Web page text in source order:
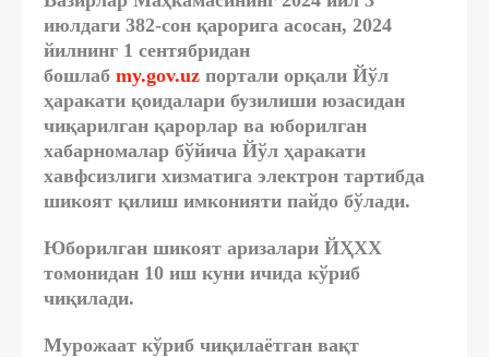
июлдаги 382-сон қарорига асосан, 2024
йилнинг 1 сентябридан
бошлаб my.gov.uz портали орқали Йўл
ҳаракати қоидалари бузилиши юзасидан
чиқарилган қарорлар ва юборилган
хабарномалар бўйича Йўл ҳаракати
хавфсизлиги хизматига электрон тартибда
шикоят қилиш имконияти пайдо бўлади.
Юборилган шикоят аризалари ЙҲХХ
томонидан 10 иш куни ичида кўриб
чиқилади.
Мурожаат кўриб чиқилаётган вақт